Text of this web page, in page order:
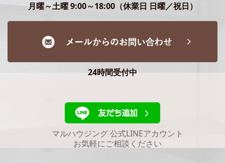
月曜～土曜 9:00～18:00（休業日 日曜／祝日）
24時間受付中
マルハウジング 公式LINEアカウント
お気軽にご相談ください